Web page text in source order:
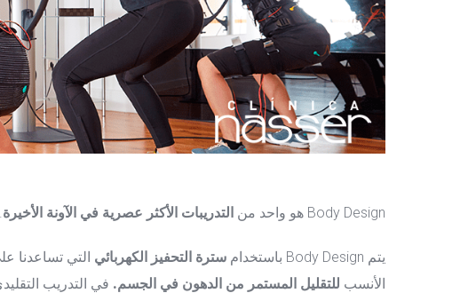
Body Design هو واحد من التدريبات الأكثر عصرية في الآونة الأخيرة
يتم Body Design باستخدام سترة التحفيز الكهربائي التي تساعدنا
الأنسب للتقليل المستمر من الدهون في الجسم. في التدريب